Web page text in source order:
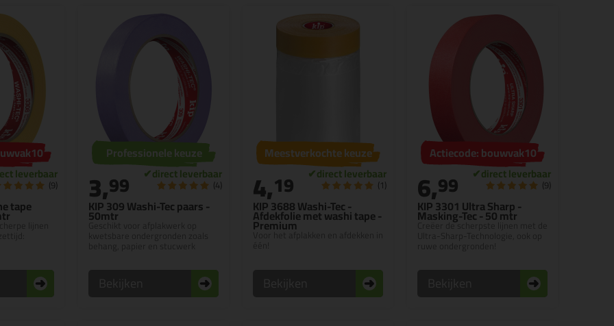
tape
lijnen
(9)
KIP 309 Washi-Tec paars -
50mtr
Geschikt voor afplakwerk op
Professionele keuze
3,99 (4)
KIP 3688 Washi-Tec -
Afdekfolie met washi tape -
Premium
Voor het afplakken en afdekken in
Meestverkochte keuze
4,19 (1)
KIP 3301 Ultra Sharp -
Masking-Tec - 50 mtr
Creëer de scherpste lijnen met de
Actiecode: bouwvak10
6,99 (9)